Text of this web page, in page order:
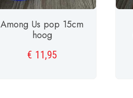
Among Us pop 15cm
hoog
€11,95